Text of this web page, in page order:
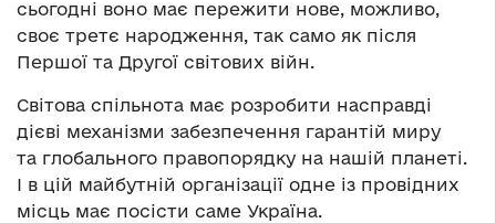
сьогодні воно має пережити нове, можливо,
своє третє народження, так само як після
Першої та Другої світових війн.
Світова спільнота має розробити насправді
дієві механізми забезпечення гарантій миру
та глобального правопорядку на нашій планеті.
І в цій майбутній організації одне із провідних
місць має посісти саме Україна.